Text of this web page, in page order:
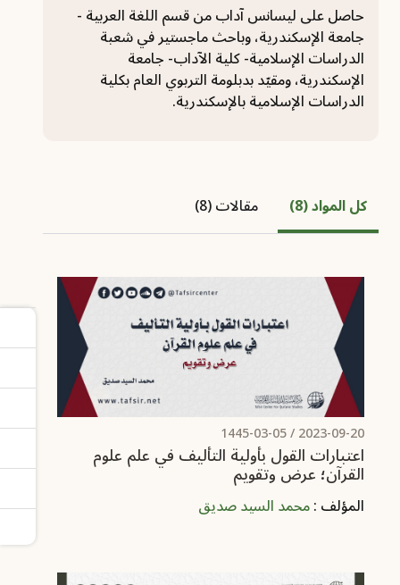
حاصل على ليسانس آداب من قسم اللغة العربية -
جامعة الإسكندرية، وباحث ماجستير في شعبة
الدراسات الإسلامية- كلية الآداب- جامعة
الإسكندرية، ومقيّد بدبلومة التربوي العام بكلية
الدراسات الإسلامية بالإسكندرية.
كل المواد (8) مقالات (8)
2023-09-20
/ 1445-03-05
اعتبارات القول بأولية التأليف في علم علوم
القرآن؛ عرض وتقويم
المؤلف :محمد السيد صديق